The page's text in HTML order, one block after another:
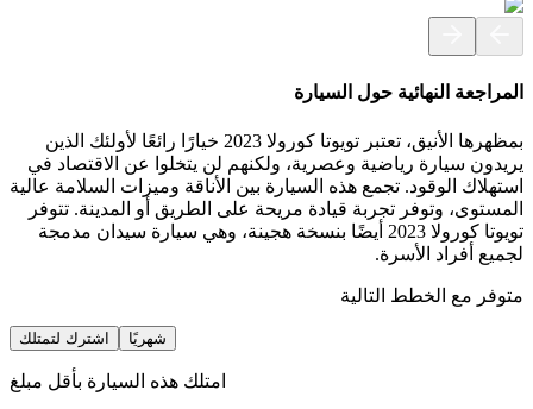
المراجعة النهائية حول السيارة
بمظهرها الأنيق، تعتبر تويوتا كورولا 2023 خيارًا رائعًا لأولئك الذين
يريدون سيارة رياضية وعصرية، ولكنهم لن يتخلوا عن الاقتصاد في
استهلاك الوقود. تجمع هذه السيارة بين الأناقة وميزات السلامة عالية
المستوى، وتوفر تجربة قيادة مريحة على الطريق أو المدينة. تتوفر
تويوتا كورولا 2023 أيضًا بنسخة هجينة، وهي سيارة سيدان مدمجة
لجميع أفراد الأسرة.
متوفر مع الخطط التالية
اشترك لتمتلك شهريًا
امتلك هذه السيارة بأقل مبلغ